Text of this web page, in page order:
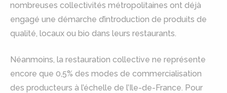
nombreuses collectivités métropolitaines ont déjà
engagé une démarche d’introduction de produits de
qualité, locaux ou bio dans leurs restaurants.
Néanmoins, la restauration collective ne représente
encore que 0,5% des modes de commercialisation
des producteurs à l’échelle de l’Ile-de-France. Pour